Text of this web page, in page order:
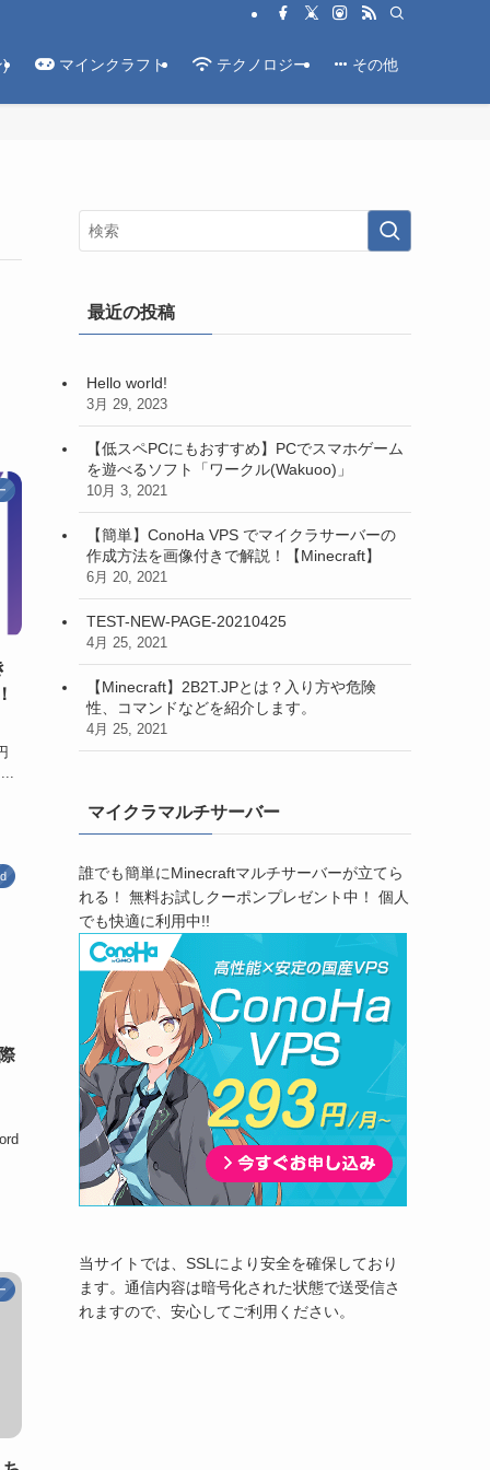
) マインクラフト テクノロジー その他
最近の投稿
Hello world!
3月 29, 2023
【低スペPCにもおすすめ】PCでスマホゲーム
を遊べるソフト「ワークル(Wakuoo)」
10月 3, 2021
【簡単】ConoHa VPS でマイクラサーバーの
作成方法を画像付きで解説！【Minecraft】
6月 20, 2021
TEST-NEW-PAGE-20210425
4月 25, 2021
【Minecraft】2B2T.JPとは？入り方や危険
性、コマンドなどを紹介します。
4月 25, 2021
マイクラマルチサーバー
誰でも簡単にMinecraftマルチサーバーが立てら
れる！ 無料お試しクーポンプレゼント中！ 個人
でも快適に利用中!!
当サイトでは、SSLにより安全を確保しており
ます。通信内容は暗号化された状態で送受信さ
れますので、安心してご利用ください。